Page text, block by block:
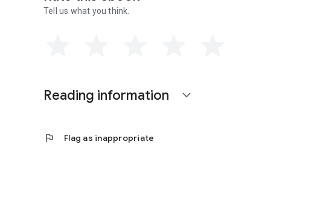
Tell us what you think.
Reading information expand_more
flag Flag as inappropriate